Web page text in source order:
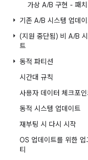
가상 A/B 구현 - 패치
기존 A/B 시스템 업데
(지원 중단됨) 비 A/B
트
동적 파티션
시간대 규칙
사용자 데이터 체크포
동적 시스템 업데이트
재부팅 시 다시 시작
OS 업데이트를 위한 업
티